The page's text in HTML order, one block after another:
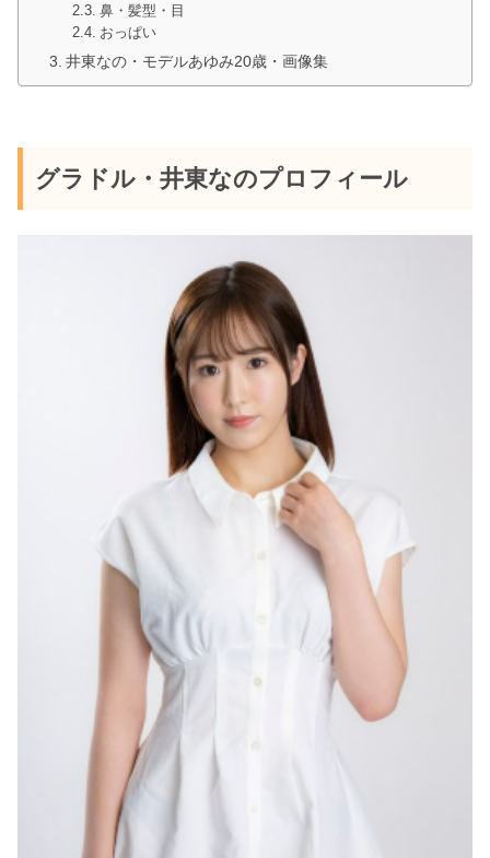
鼻・髪型・目
おっぱい
井東なの・モデルあゆみ20歳・画像集
グラドル・井東なのプロフィール